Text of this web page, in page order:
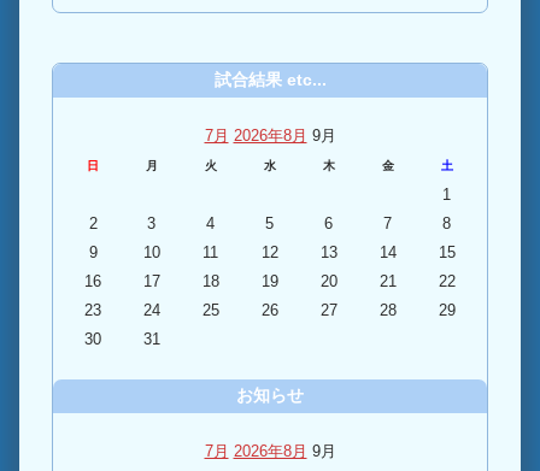
試合結果 etc...
7月 2026年8月 9月
日 月 火 水 木 金 土
1
2
3 4 5 6 7
8
9
10 11 12 13 14
15
16
17 18 19 20 21
22
23
24 25 26 27 28
29
30
31
お知らせ
7月 2026年8月 9月